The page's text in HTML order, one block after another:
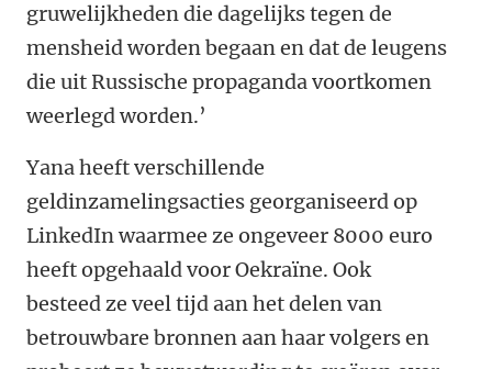
gruwelijkheden die dagelijks tegen de
mensheid worden begaan en dat de leugens
die uit Russische propaganda voortkomen
weerlegd worden.’
Yana heeft verschillende
geldinzamelingsacties georganiseerd op
LinkedIn waarmee ze ongeveer 8000 euro
heeft opgehaald voor Oekraïne. Ook
besteed ze veel tijd aan het delen van
betrouwbare bronnen aan haar volgers en